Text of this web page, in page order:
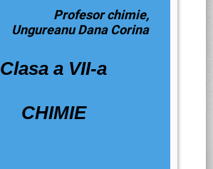
Profesor chimie,
Ungureanu Dana Corina
Clasa a VII-a
CHIMIE